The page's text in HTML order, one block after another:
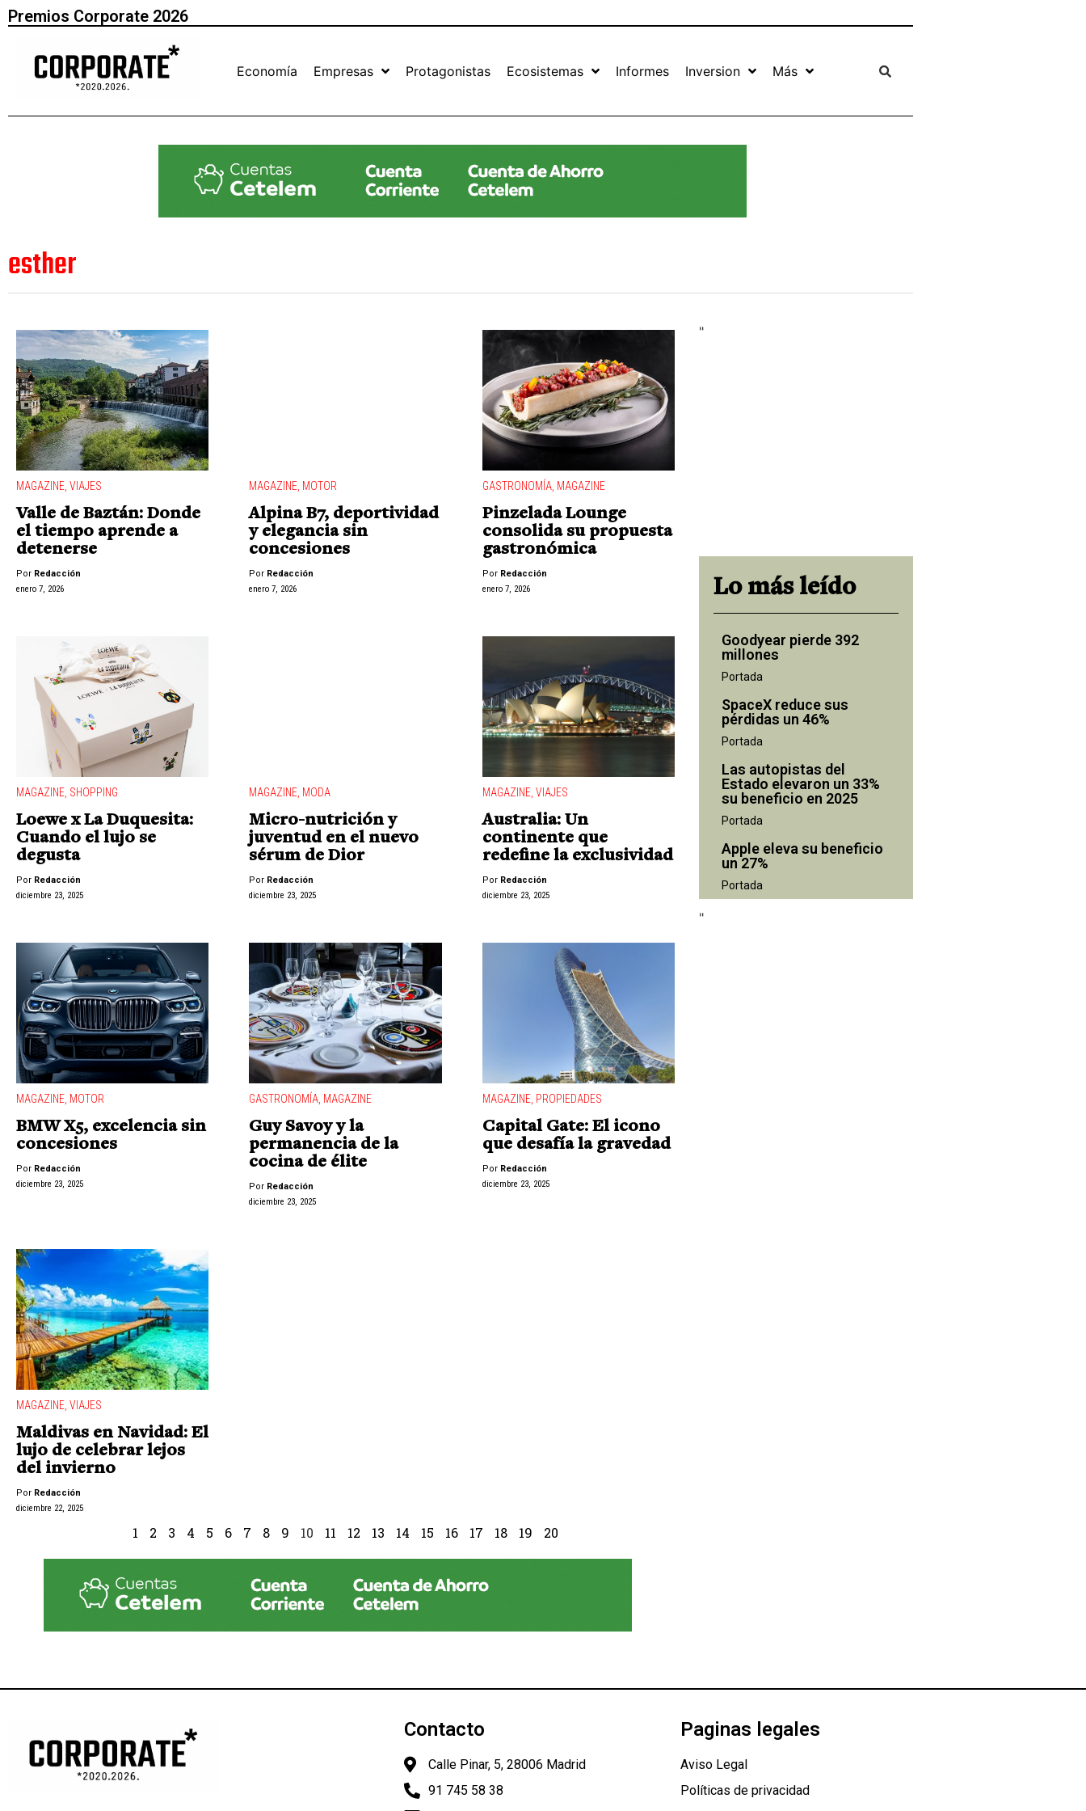
Premios Corporate 2026
Economía Empresas Protagonistas Ecosistemas Informes Inversion Más
esther
MAGAZINE, VIAJES
Valle de Baztán: Donde
el tiempo aprende a
detenerse
Por Redacción
enero 7, 2026
MAGAZINE, MOTOR
Alpina B7, deportividad
y elegancia sin
concesiones
Por Redacción
enero 7, 2026
GASTRONOMÍA, MAGAZINE
Pinzelada Lounge
consolida su propuesta
gastronómica
Por Redacción
enero 7, 2026
MAGAZINE, SHOPPING
Loewe x La Duquesita:
Cuando el lujo se
degusta
Por Redacción
diciembre 23, 2025
MAGAZINE, MODA
Micro-nutrición y
juventud en el nuevo
sérum de Dior
Por Redacción
diciembre 23, 2025
MAGAZINE, VIAJES
Australia: Un
continente que
redefine la exclusividad
Por Redacción
diciembre 23, 2025
MAGAZINE, MOTOR
BMW X5, excelencia sin
concesiones
Por Redacción
diciembre 23, 2025
GASTRONOMÍA, MAGAZINE
Guy Savoy y la
permanencia de la
cocina de élite
Por Redacción
diciembre 23, 2025
MAGAZINE, PROPIEDADES
Capital Gate: El icono
que desafía la gravedad
Por Redacción
diciembre 23, 2025
MAGAZINE, VIAJES
Maldivas en Navidad: El
lujo de celebrar lejos
del invierno
Por Redacción
diciembre 22, 2025
1 2 3 4 5 6 7 8 9 10 11 12 13 14 15 16 17 18 19 20
"
Lo más leído
Goodyear pierde 392
millones
Portada
SpaceX reduce sus
pérdidas un 46%
Portada
Las autopistas del
Estado elevaron un 33%
su beneficio en 2025
Portada
Apple eleva su beneficio
un 27%
Portada
"
Contacto
Calle Pinar, 5, 28006 Madrid
91 745 58 38
Paginas legales
Aviso Legal
Políticas de privacidad